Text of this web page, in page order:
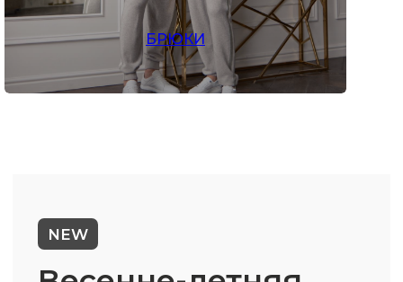
БРЮКИ
Новинки
Все новинки